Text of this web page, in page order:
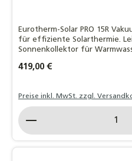
Eurotherm-Solar PRO 15R
für effiziente Solarthermie.
Sonnenkollektor für
Regulärer Preis:
419,00 €
Preise inkl. MwSt. zzgl.
Produkt Anzahl: Gib